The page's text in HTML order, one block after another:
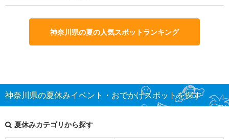
神奈川県の夏の人気スポットランキング
神奈川県の夏休みイベント・おでかけスポットを探す
夏休みカテゴリから探す